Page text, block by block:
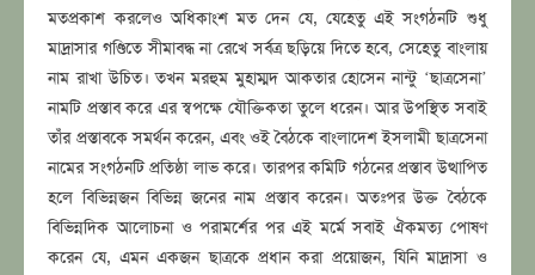
মতপ্রকাশ করলেও অধিকাংশ মত দেন যে, যেহেতু এই সংগঠনটি শুধু
মাদ্রাসার গণ্ডিতে সীমাবদ্ধ না রেখে সর্বত্র ছড়িয়ে দিতে হবে, সেহেতু বাংলায়
নাম রাখা উচিত। তখন মরহুম মুহাম্মদ আকতার হোসেন নান্টু ‘ছাত্রসেনা’
নামটি প্রস্তাব করে এর স্বপক্ষে যৌক্তিকতা তুলে ধরেন। আর উপস্থিত সবাই
তাঁর প্রস্তাবকে সমর্থন করেন, এবং ওই বৈঠকে বাংলাদেশ ইসলামী ছাত্রসেনা
নামের সংগঠনটি প্রতিষ্ঠা লাভ করে। তারপর কমিটি গঠনের প্রস্তাব উত্থাপিত
হলে বিভিন্নজন বিভিন্ন জনের নাম প্রস্তাব করেন। অতঃপর উক্ত বৈঠকে
বিভিন্নদিক আলোচনা ও পরামর্শের পর এই মর্মে সবাই ঐকমত্য পোষণ
করেন যে, এমন একজন ছাত্রকে প্রধান করা প্রয়োজন, যিনি মাদ্রাসা ও